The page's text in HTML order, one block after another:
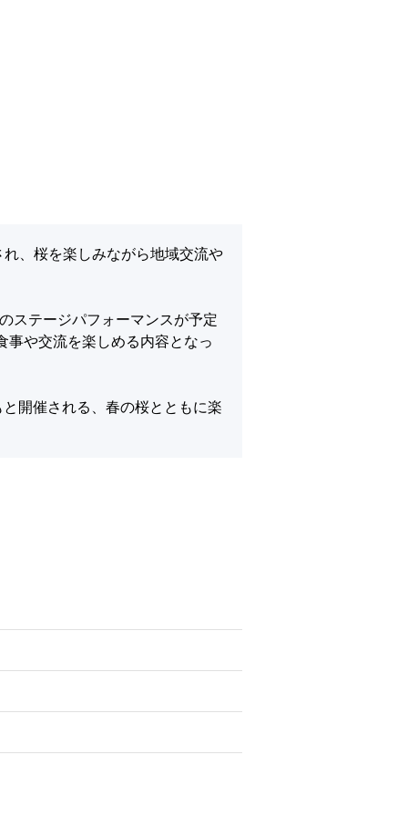
、桜を楽しみながら地域交流や
ステージパフォーマンスが予定
や交流を楽しめる内容となっ
開催される、春の桜とともに楽